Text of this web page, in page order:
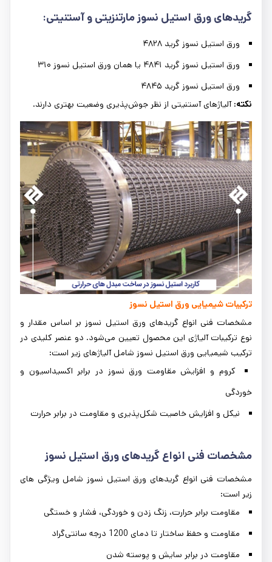
گریدهای ورق استیل نسوز مارتنزیتی و آستنیتی:
ورق استیل نسوز گرید ۴۸۲۸
ورق استیل نسوز گرید ۴۸۴۱ یا همان ورق استیل نسوز ۳۱۰
ورق استیل نسوز گرید ۴۸۴۵
نکته: آلیاژهای آستنیتی از نظر جوش‌پذیری وضعیت بهتری دارند.
ترکیبات شیمیایی ورق استیل نسوز
مشخصات فنی انواع گریدهای ورق استیل نسوز بر اساس مقدار و
نوع ترکیبات آلیاژی این محصول تعیین می‌شود. دو عنصر کلیدی در
ترکیب شیمیایی ورق استیل نسوز شامل آلیاژهای زیر است:
کروم و افزایش مقاومت ورق نسوز در برابر اکسیداسیون و
خوردگی
نیکل و افزایش خاصیت شکل‌پذیری و مقاومت در برابر حرارت
مشخصات فنی انواع گریدهای ورق استیل نسوز
مشخصات فنی انواع گریدهای ورق استیل نسوز شامل ویژگی های
زیر است:
مقاومت برابر حرارت، زنگ زدن و خوردگی، فشار و خستگی
مقاومت و حفظ ساختار تا دمای 1200 درجه سانتی‌گراد
مقاومت در برابر سایش و پوسته شدن